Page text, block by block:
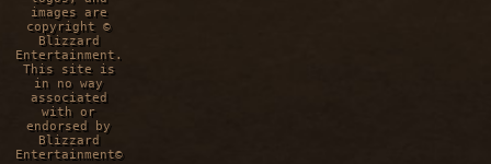
images are
copyright ©
Blizzard
Entertainment.
This site is
in no way
associated
with or
endorsed by
Blizzard
Entertainment©